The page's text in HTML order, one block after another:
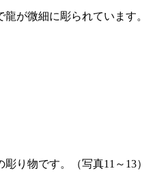
が微細に彫られています。
り物です。（写真11～13）